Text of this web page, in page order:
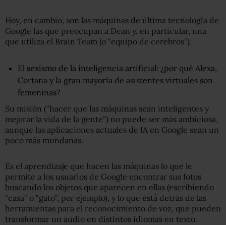
Hoy, en cambio, son las máquinas de última tecnología de
Google las que preocupan a Dean y, en particular, una
que utiliza el Brain Team (o "equipo de cerebros").
El sexismo de la inteligencia artificial: ¿por qué Alexa,
Cortana y la gran mayoría de asistentes virtuales son
femeninas?
Su misión ("hacer que las máquinas sean inteligentes y
mejorar la vida de la gente") no puede ser más ambiciosa,
aunque las aplicaciones actuales de IA en Google sean un
poco más mundanas.
Es el aprendizaje que hacen las máquinas lo que le
permite a los usuarios de Google encontrar sus fotos
buscando los objetos que aparecen en ellas (escribiendo
"casa" o "gato", por ejemplo), y lo que está detrás de las
herramientas para el reconocimiento de voz, que pueden
transformar un audio en distintos idiomas en texto.